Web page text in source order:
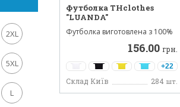
Футболка THclothes
"LUANDA"
Футболка виготовлена ​​з 100%
бавовни щільністю 15...
156.00 грн.
+22
Склад Київ 284 шт.
2XL
5XL
L